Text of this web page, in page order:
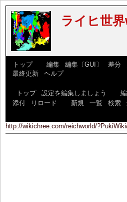
ライヒ世
トップ] [ 編集| 編集〔GUI〕 差分
最終更新| ヘルプ]
トップ| 設定を編集しましょう
添付| リロード 新規 一覧 検索|
http://wikichree.com/reichworld/